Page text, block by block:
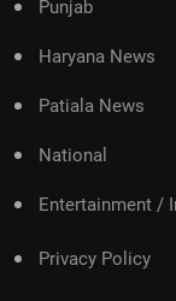
Punjab
Haryana News
Patiala News
National
Entertainment /
Privacy Policy